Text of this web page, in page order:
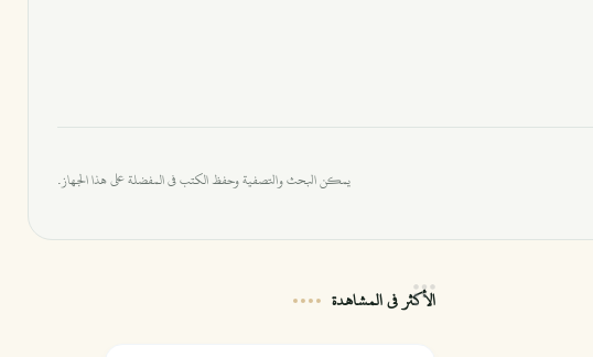
يمكن البحث والتصفية وحفظ الكتب في المفضلة على هذا الجهاز.
الأكثر في المشاهدة